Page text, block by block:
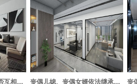
继子女与继父母之间是否互相有继承权？ 丧偶儿媳、丧偶女婿依法继承公婆、岳父母遗产的，其子女能否代位继承？